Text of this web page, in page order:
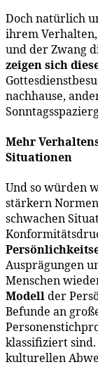
Doch natürlich
ihrem
und der Zwang
zeigen sich
nachhause,
Mehr
Situationen
Und so würden
stärkern
schwachen
Ausprägungen
Menschen
Modellder
Befunde an
klassifiziert
kulturellen